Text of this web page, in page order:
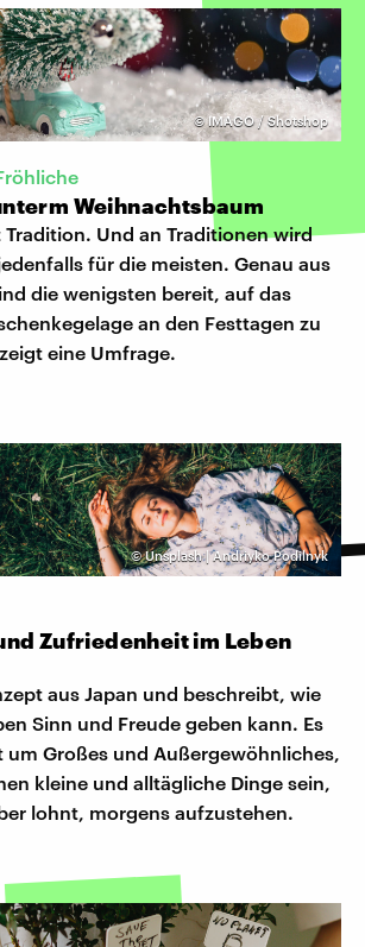
©IMAGO / Shotshop
Weihnachtsbaum
Und an Traditionen wird
für die meisten. Genau aus
die wenigsten bereit, auf das
an den Festtagen zu
eine Umfrage.
©Unsplash | Andriyko Podilnyk
Zufriedenheit im Leben
aus Japan und beschreibt, wie
Sinn und Freude geben kann. Es
Großes und Außergewöhnliches,
kleine und alltägliche Dinge sein,
lohnt, morgens aufzustehen.